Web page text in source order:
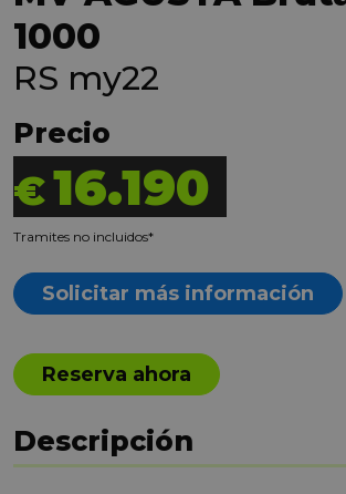
1000
RS my22
Precio
€16.190
Tramites no incluidos*
Solicitar más información
Reserva ahora
Descripción